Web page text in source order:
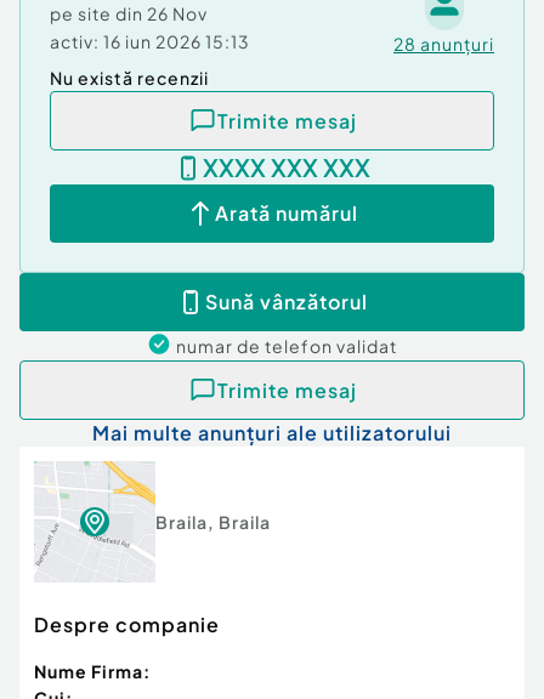
pe site din 26 Nov
activ: 16 iun 2026 15:13 28 anunțuri
Nu există recenzii
Trimite mesaj
XXXX XXX XXX
Arată numărul
Sună vânzătorul
numar de telefon validat
Trimite mesaj
Mai multe anunțuri ale utilizatorului
Braila, Braila
Despre companie
Nume Firma: